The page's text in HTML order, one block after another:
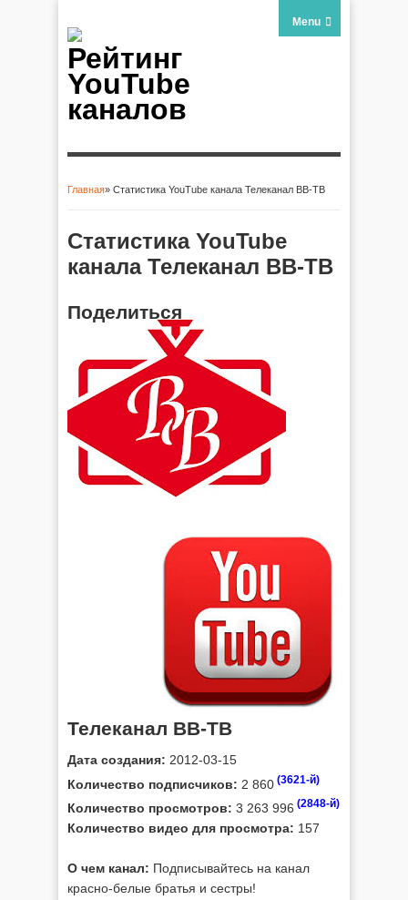
Рейтинг
YouTube
каналов
Menu
Главная» Статистика YouTube канала Телеканал ВВ-ТВ
Статистика YouTube
канала Телеканал ВВ-ТВ
Поделиться
Телеканал ВВ-ТВ
Дата создания: 2012-03-15
Количество подписчиков: 2 860 (3621-й)
Количество просмотров: 3 263 996 (2848-й)
Количество видео для просмотра: 157
О чем канал: Подписывайтесь на канал
красно-белые братья и сестры!